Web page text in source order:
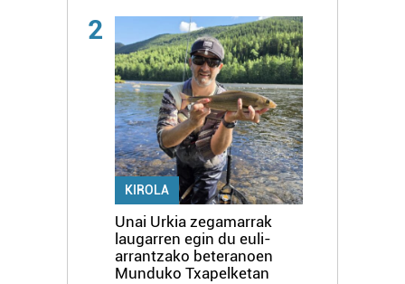
2
KIROLA
Unai Urkia zegamarrak
laugarren egin du euli-
arrantzako beteranoen
Munduko Txapelketan